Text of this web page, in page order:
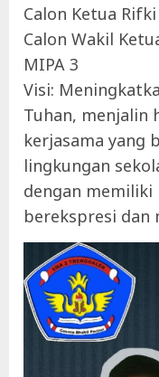
Calon Ketua
Calon Wakil
MIPA 3
Visi:
Tuhan, menjalin
kerjasama yang
lingkungan
dengan memiliki
berekspresi dan